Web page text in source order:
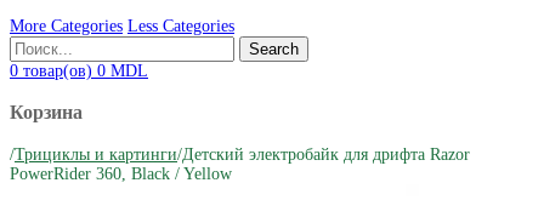
More Categories Less Categories
Search
0 товар(ов) 0 MDL
Корзина
/Трициклы и картинги/Детский электробайк для дрифта Razor
PowerRider 360, Black / Yellow